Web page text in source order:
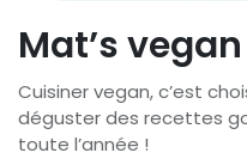
Mat’s
Cuisiner vegan, c’est
déguster des recettes
toute l’année !